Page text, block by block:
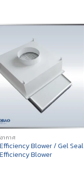
ากาศ
Blower / Gel Seal
Blower